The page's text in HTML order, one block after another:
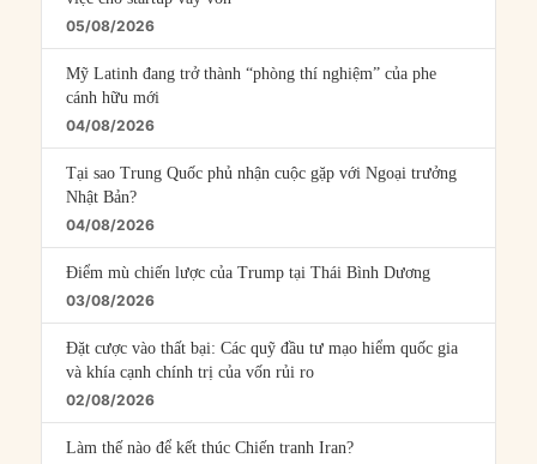
05/08/2026
Mỹ Latinh đang trở thành “phòng thí nghiệm” của phe
cánh hữu mới
04/08/2026
Tại sao Trung Quốc phủ nhận cuộc gặp với Ngoại trưởng
Nhật Bản?
04/08/2026
Điểm mù chiến lược của Trump tại Thái Bình Dương
03/08/2026
Đặt cược vào thất bại: Các quỹ đầu tư mạo hiểm quốc gia
và khía cạnh chính trị của vốn rủi ro
02/08/2026
Làm thế nào để kết thúc Chiến tranh Iran?